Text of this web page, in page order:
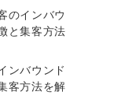
のインバウ
と集客方法
ンバウンド
客方法を解